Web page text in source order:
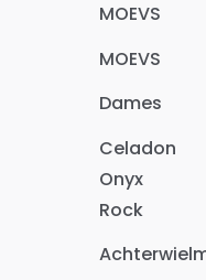
MOEVS
MOEVS
Dames
Celadon
Onyx
Rock